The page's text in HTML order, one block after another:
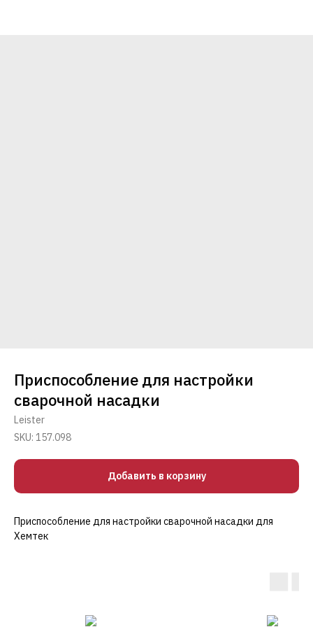
Приспособление для настройки
сварочной насадки
Leister
SKU: 157.098
Добавить в корзину
Приспособление для настройки сварочной насадки для
Хемтек